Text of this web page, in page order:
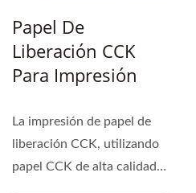
Papel De
Liberación CCK
Para Impresión
La impresión de papel de
liberación CCK, utilizando
papel CCK de alta calidad,